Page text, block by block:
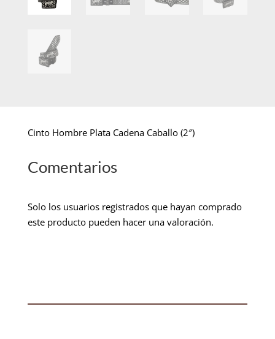
Cinto Hombre Plata Cadena Caballo (2″)
Comentarios
Solo los usuarios registrados que hayan comprado
este producto pueden hacer una valoración.